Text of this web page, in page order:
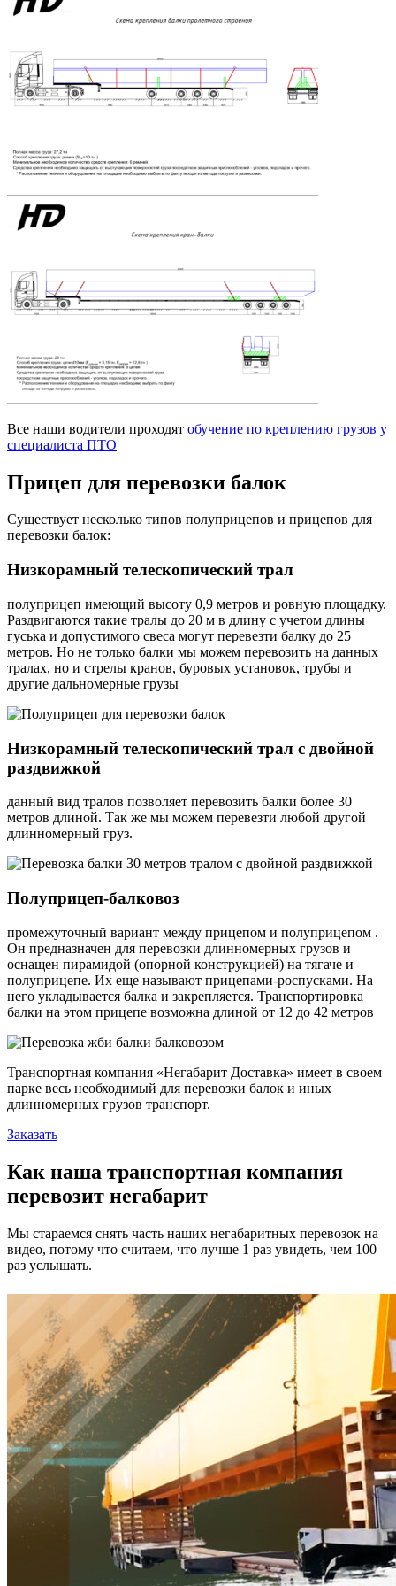
Все наши водители проходят обучение по креплению грузов у
специалиста ПТО
Прицеп для перевозки балок
Существует несколько типов полуприцепов и прицепов для
перевозки балок:
Низкорамный телескопический трал
полуприцеп имеющий высоту 0,9 метров и ровную площадку.
Раздвигаются такие тралы до 20 м в длину с учетом длины
гуська и допустимого свеса могут перевезти балку до 25
метров. Но не только балки мы можем перевозить на данных
тралах, но и стрелы кранов, буровых установок, трубы и
другие дальномерные грузы
Низкорамный телескопический трал с двойной
раздвижкой
данный вид тралов позволяет перевозить балки более 30
метров длиной. Так же мы можем перевезти любой другой
длинномерный груз.
Полуприцеп-балковоз
промежуточный вариант между прицепом и полуприцепом .
Он предназначен для перевозки длинномерных грузов и
оснащен пирамидой (опорной конструкцией) на тягаче и
полуприцепе. Их еще называют прицепами-роспусками. На
него укладывается балка и закрепляется. Транспортировка
балки на этом прицепе возможна длиной от 12 до 42 метров
Транспортная компания «Негабарит Доставка» имеет в своем
парке весь необходимый для перевозки балок и иных
длинномерных грузов транспорт.
Заказать
Как наша транспортная компания
перевозит негабарит
Мы стараемся снять часть наших негабаритных перевозок на
видео, потому что считаем, что лучше 1 раз увидеть, чем 100
раз услышать.